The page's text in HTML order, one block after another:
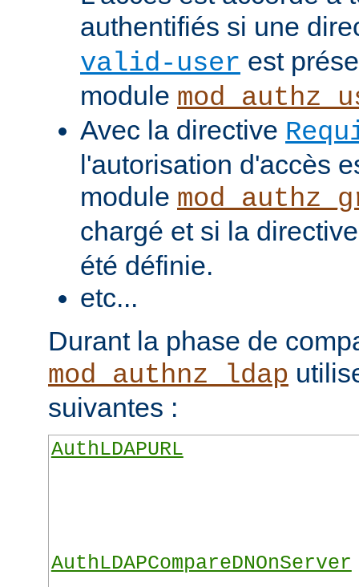
authentifiés si une
valid-user est
module
Avec la directive
l'autorisation d'accès
module
chargé et si la
été définie.
etc...
Durant la phase de
mod_authnz_ldap
suivantes :
AuthLDAPURL
AuthLDAPCompareDNOnServer